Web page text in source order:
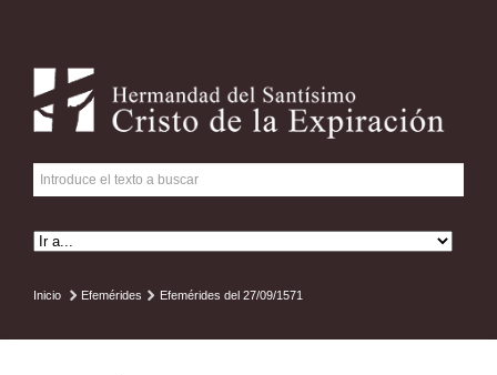
Inicio Efemérides Efemérides del 27/09/1571